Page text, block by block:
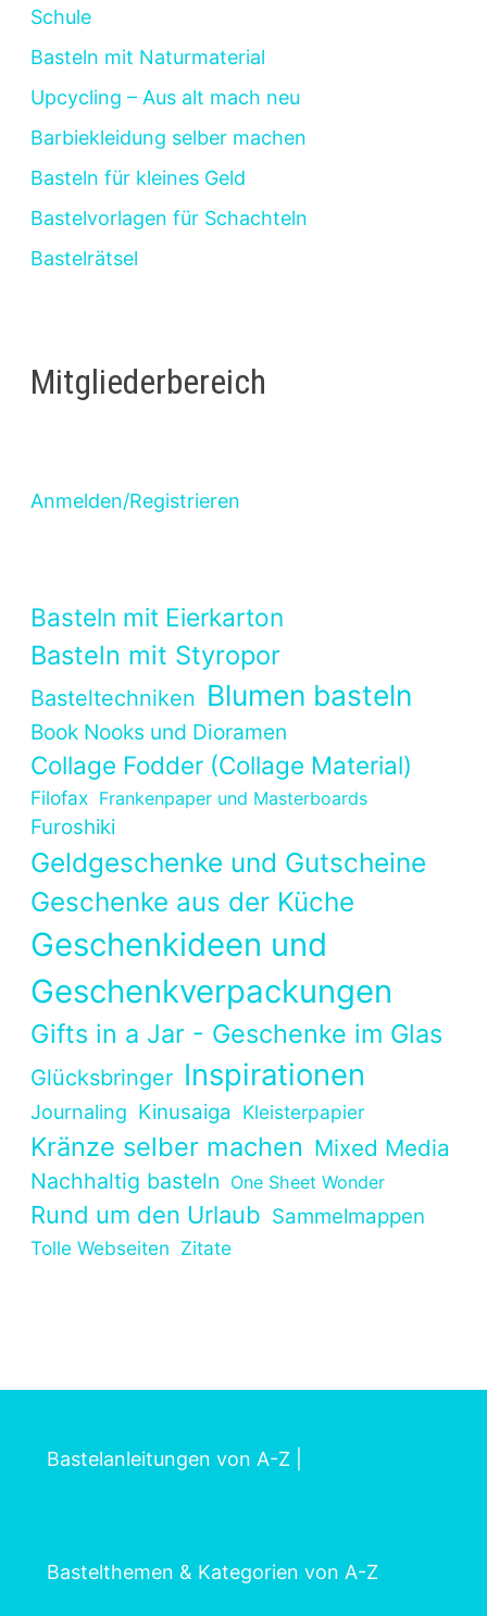
Schule
Basteln mit Naturmaterial
Upcycling – Aus alt mach neu
Barbiekleidung selber machen
Basteln für kleines Geld
Bastelvorlagen für Schachteln
Bastelrätsel
Mitgliederbereich
Anmelden/Registrieren
Basteln mit Eierkarton
Basteln mit Styropor
Basteltechniken Blumen basteln
Book Nooks und Dioramen
Collage Fodder (Collage Material)
Filofax Frankenpaper und Masterboards
Furoshiki
Geldgeschenke und Gutscheine
Geschenke aus der Küche
Geschenkideen und
Geschenkverpackungen
Gifts in a Jar - Geschenke im Glas
Glücksbringer Inspirationen
Journaling Kinusaiga Kleisterpapier
Kränze selber machen Mixed Media
Nachhaltig basteln One Sheet Wonder
Rund um den Urlaub Sammelmappen
Tolle Webseiten Zitate
Bastelanleitungen von A-Z
Bastelthemen & Kategorien von A-Z